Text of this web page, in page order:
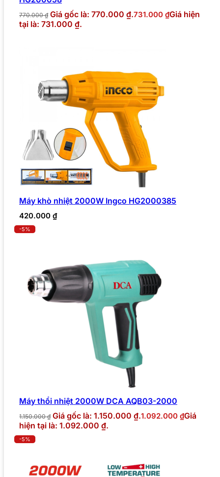
770.000₫ Giá gốc là: 770.000 ₫.731.000 ₫Giá hiện
tại là: 731.000 ₫.
Máy khò nhiệt 2000W Ingco HG2000385
420.000 ₫
-5%
Máy thổi nhiệt 2000W DCA AQB03-2000
1.150.000₫ Giá gốc là: 1.150.000 ₫.1.092.000 ₫Giá
hiện tại là: 1.092.000 ₫.
-5%